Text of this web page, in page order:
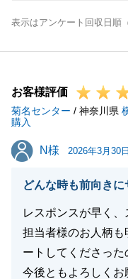
表示はアンケート回収日順
お客様評価
菊名センター / 神奈川県
購入
N様
N様 2026年3月30日
どんな時も前向き
レスポンスが早く、
担当者様のお人柄
ートしてくださった
今後ともよろしくお